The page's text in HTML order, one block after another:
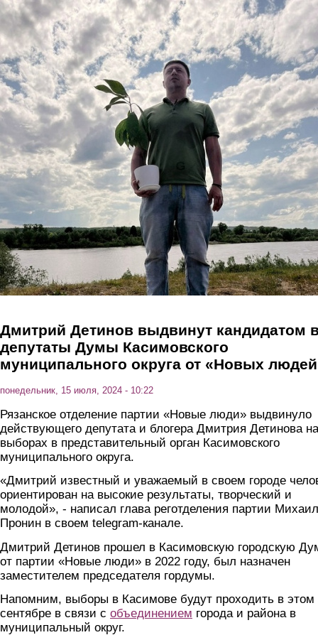
Перейти к основному содержанию
Дмитрий Детинов выдвинут кандидатом
депутаты Думы Касимовского
муниципального округа от «Новых
понедельник, 15 июля, 2024 - 10:22
Рязанское отделение партии «Новые люди» выдвинуло
действующего депутата и блогера Дмитрия Детинова на
выборах в представительный орган Касимовского
муниципального округа.
«Дмитрий известный и уважаемый в своем городе
ориентирован на высокие результаты, творческий и
молодой», - написал глава реготделения партии Михаил
Пронин в своем telegram-канале.
Дмитрий Детинов прошел в Касимовскую городскую
от партии «Новые люди» в 2022 году, был назначен
заместителем председателя гордумы.
Напомним, выборы в Касимове будут проходить в этом
сентябре в связи с объединением города и района в
муниципальный округ.